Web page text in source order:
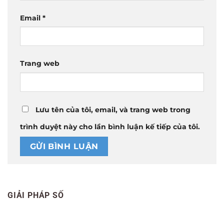
Email *
Trang web
Lưu tên của tôi, email, và trang web trong
trình duyệt này cho lần bình luận kế tiếp của tôi.
GIẢI PHÁP SỐ